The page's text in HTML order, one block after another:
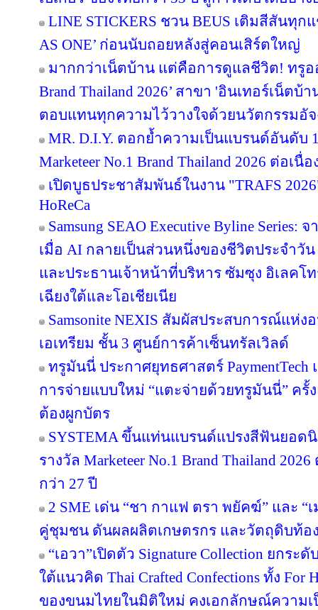
LINE STICKERS ชวน BEUS เติมสีสันทุก
AS ONE’ ก่อนนับถอยหลังสู่คอนเสิร์ตใหญ่
มากกว่าเน็ตบ้าน แต่คือการดูแลชีวิต! ทรูอ
Brand Thailand 2026’ สาขา 'อินเทอร์เน็ตบ้
ตอบแทนทุกความไว้วางใจด้วยนวัตกรรมอั
MR. D.I.Y. ตอกย้ำความเป็นแบรนด์อันดับ
Marketeer No.1 Brand Thailand 2026 ต่อเนื่
เปิดบูธประชาสัมพันธ์ในงาน "TRAFS
HoReCa
Samsung SEAO Executive Byline
เมื่อ AI กลายเป็นส่วนหนึ่งของชีวิตประจำวั
และประธานเจ้าหน้าที่บริหาร ซัมซุง อิเลค
เฉียงใต้และโอเชียเนีย
Samsonite NEXIS สัมผัสประสบการณ์แห่
เอเทรียม ชั้น 3 ศูนย์การค้าเซ็นทรัลเวิลด์
ทรูมันนี่ ประกาศยุทธศาสตร์
การจ่ายแบบใหม่ “แตะจ่ายด้วยทรูมันนี่” ครั้
ต้องผูกบัตร
SYSTEMA ขึ้นแท่นแบรนด์แปรงสีฟันยอด
รางวัล Marketeer No.1 Brand Thailand
กว่า 27 ปี
2 SME เด่น “ชา กาแฟ ตรา พยัคฆ์” และ
คู่ชุมชน ดันผลผลิตเกษตรกร และวัตถุดิบท้อ
“เอวา”เปิดตัว Signature Collection ยกร
ใต้แนวคิด Thai Crafted Confections ทั้ง For
ของขนมไทยในมิติใหม่ คงเอกลักษณ์ความ